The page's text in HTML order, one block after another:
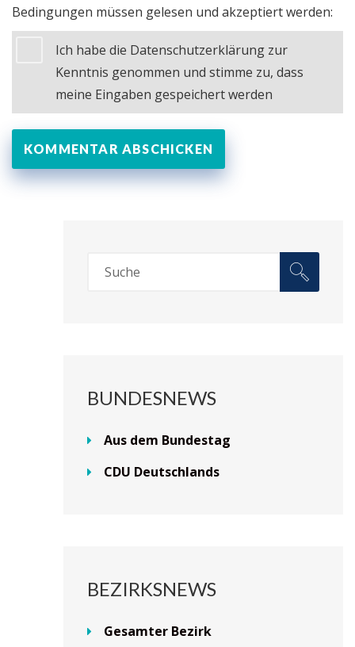
Bedingungen müssen gelesen und akzeptiert werden:
Ich habe die Datenschutzerklärung zur
Kenntnis genommen und stimme zu, dass
meine Eingaben gespeichert werden
BUNDESNEWS
Aus dem Bundestag
CDU Deutschlands
BEZIRKSNEWS
Gesamter Bezirk